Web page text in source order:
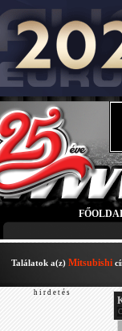
Találatok a(z) Mitsubishi
h i r d e t é s